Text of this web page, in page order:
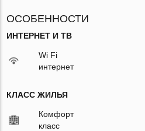
ОСОБЕННОСТИ
ИНТЕРНЕТ И ТВ
Wi Fi
интернет
КЛАСС ЖИЛЬЯ
Комфорт
класс